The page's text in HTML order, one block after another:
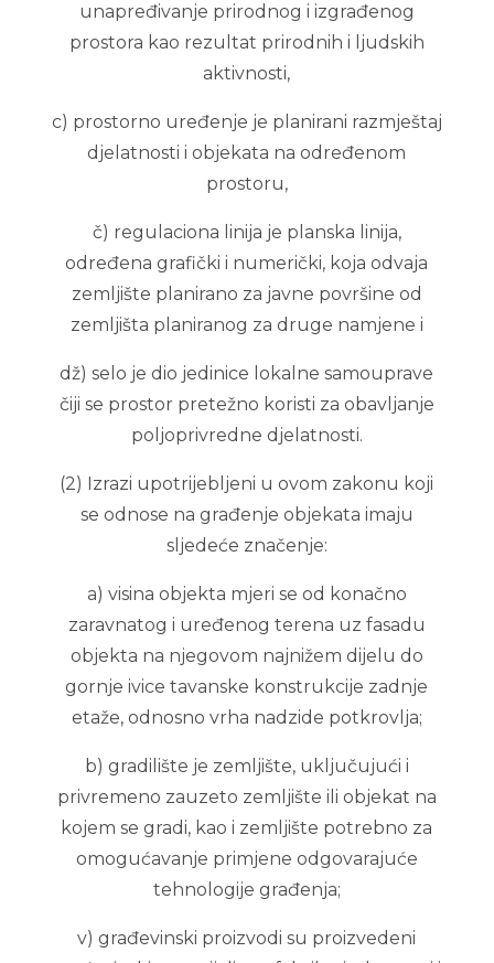
unapređivanje prirodnog i izgrađenog
prostora kao rezultat prirodnih i ljudskih
aktivnosti,
c) prostorno uređenje je planirani razmještaj
djelatnosti i objekata na određenom
prostoru,
č) regulaciona linija je planska linija,
određena grafički i numerički, koja odvaja
zemljište planirano za javne površine od
zemljišta planiranog za druge namjene i
dž) selo je dio jedinice lokalne samouprave
čiji se prostor pretežno koristi za obavljanje
poljoprivredne djelatnosti.
(2) Izrazi upotrijebljeni u ovom zakonu koji
se odnose na građenje objekata imaju
sljedeće značenje:
a) visina objekta mjeri se od konačno
zaravnatog i uređenog terena uz fasadu
objekta na njegovom najnižem dijelu do
gornje ivice tavanske konstrukcije zadnje
etaže, odnosno vrha nadzide potkrovlja;
b) gradilište je zemljište, uključujući i
privremeno zauzeto zemljište ili objekat na
kojem se gradi, kao i zemljište potrebno za
omogućavanje primjene odgovarajuće
tehnologije građenja;
v) građevinski proizvodi su proizvedeni